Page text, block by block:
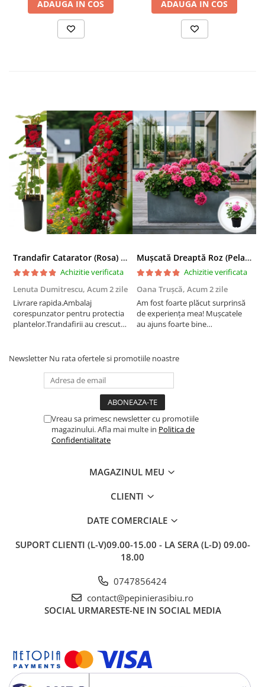
ADAUGA IN COS ADAUGA IN COS
Trandafir Catarator (Rosa) Red Climber - 75cm
Achizitie verificata
Lenuta Dumitrescu, Acum 2 zile
Livrare rapida.Ambalaj
corespunzator pentru protectia
plantelor.Trandafirii au crescut
Mușcată Dreaptă Roz (Pelargonium Zonale)
Achizitie verificata
Oana Trușcă, Acum 2 zile
Am fost foarte plăcut surprinsă
de experiența mea! Mușcatele
au ajuns foarte bine
transportului. Se vede că au fost
Newsletter Nu rata ofertele si promotiile noastre
Vreau sa primesc newsletter cu promotiile
magazinului. Afla mai multe in Politica de
Confidentialitate
MAGAZINUL MEU
CLIENTI
DATE COMERCIALE
SUPORT CLIENTI (L-V)09.00-15.00 - LA SERA (L-D) 09.00-
18.00
0747856424
contact@pepinierasibiu.ro
SOCIAL URMARESTE-NE IN SOCIAL MEDIA